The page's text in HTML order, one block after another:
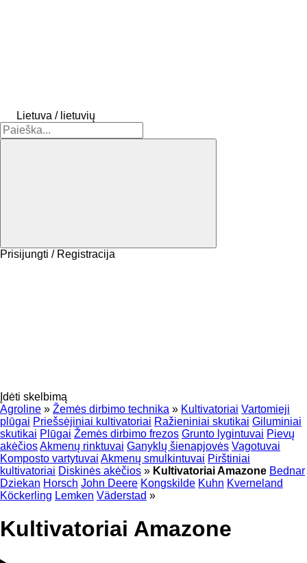
Lietuva / lietuvių
Prisijungti / Registracija
Įdėti skelbimą
Agroline » Žemės dirbimo technika » Kultivatoriai Vartomieji
plūgai Priešsėjiniai kultivatoriai Ražieniniai skutikai Giluminiai
skutikai Plūgai Žemės dirbimo frezos Grunto lygintuvai Pievų
akėčiosAkmenų rinktuvai Ganyklų šienapjovės Vagotuvai
Komposto vartytuvai Akmenų smulkintuvai Pirštiniai
kultivatoriai Diskinės akėčios » Kultivatoriai Amazone Bednar
Dziekan Horsch John Deere Kongskilde Kuhn Kverneland
Köckerling Lemken Väderstad »
Kultivatoriai Amazone